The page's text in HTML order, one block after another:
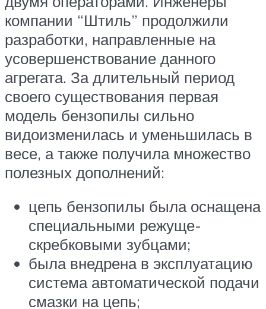
компании “Штиль” продолжили
разработки, направленные на
усовершенствование данного
агрегата. За длительный период
своего существования первая
модель бензопилы сильно
видоизменилась и уменьшилась в
весе, а также получила множество
полезных дополнений:
цепь бензопилы была оснащена
специальными режуще-
скребковыми зубцами;
была внедрена в эксплуатацию
система автоматической подачи
смазки на цепь;